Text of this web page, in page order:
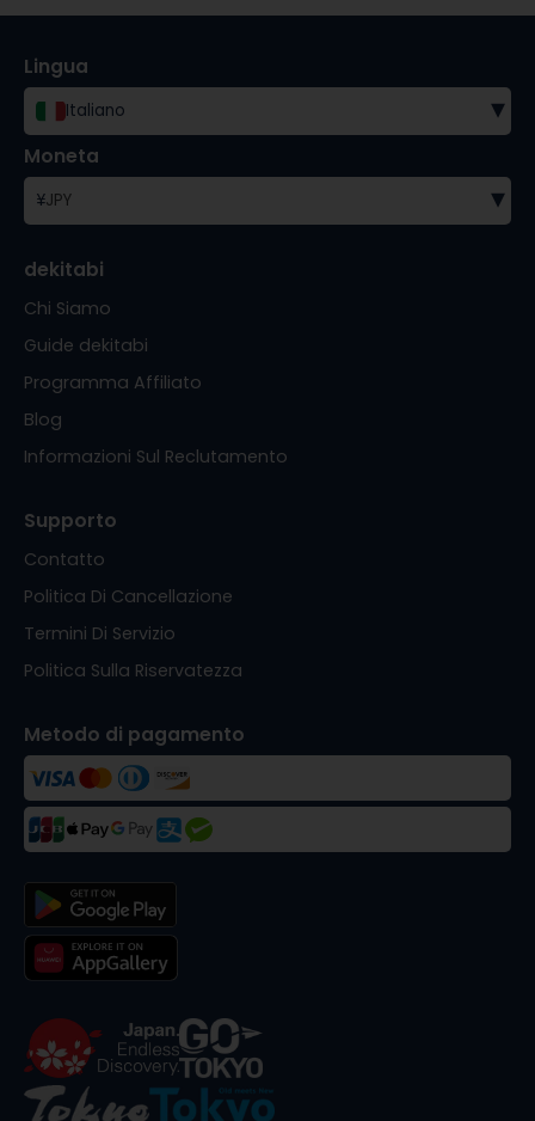
Lingua
Italiano ▾
Moneta
¥JPY ▾
dekitabi
Chi Siamo
Guide dekitabi
Programma Affiliato
Blog
Informazioni Sul Reclutamento
Supporto
Contatto
Politica Di Cancellazione
Termini Di Servizio
Politica Sulla Riservatezza
Metodo di pagamento